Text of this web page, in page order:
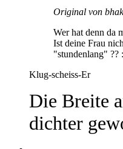
Original von
Wer hat denn da
Ist deine Frau
"stundenlang" ??
Klug-scheiss-Er
Die Breite
dichter